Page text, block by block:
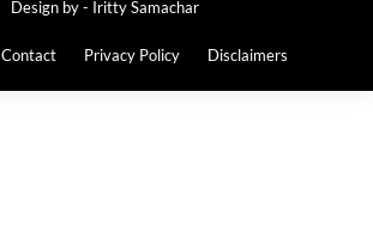
Design by - Iritty Samachar
Contact Privacy Policy Disclaimers